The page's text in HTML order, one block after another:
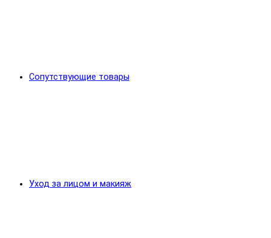
Сопутствующие товары
Уход за лицом и макияж